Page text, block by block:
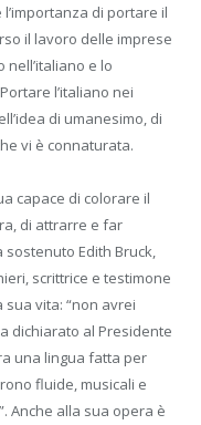
di portare il
il lavoro delle imprese
e lo
l’italiano nei
di umanesimo, di
vi è connaturata.
capace di colorare il
di attrarre e far
sostenuto Edith Bruck,
scrittrice e testimone
vita: “non avrei
dichiarato al Presidente
una lingua fatta per
fluide, musicali e
Anche alla sua opera è